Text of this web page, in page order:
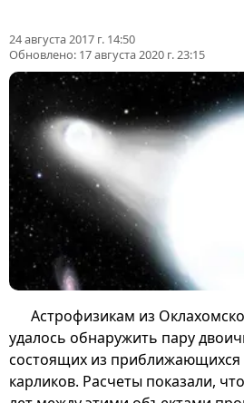
24 августа 2017 г. 14:50
Обновлено: 17 августа 2020 г. 23:15
Астрофизикам из
удалось обнаружить пару
состоящих из приближающихся
карликов. Расчеты показали,